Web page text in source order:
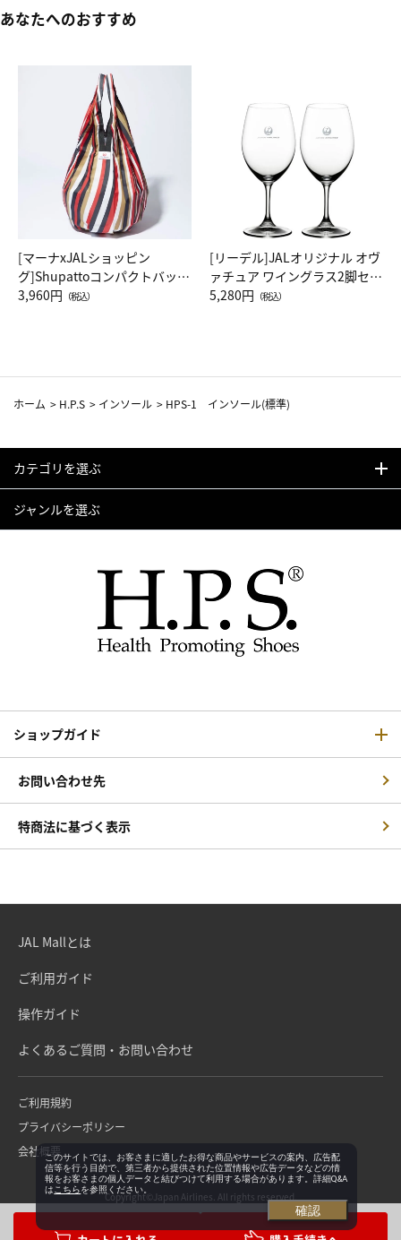
あなたへのおすすめ
[マーナxJALショッピン
グ]Shupattoコンパクトバッグ
Drop JAL客室乗務員（LC）ス
3,960円 （税込）
[リーデル]JALオリジナル オヴ
ァチュア ワイングラス2脚セッ
ト（レッドワイン）
5,280円 （税込）
ホーム > H.P.S > インソール > HPS-1 インソール(標準)
カテゴリを選ぶ
ジャンルを選ぶ
ショップガイド
お問い合わせ先
特商法に基づく表示
JAL Mallとは
ご利用ガイド
操作ガイド
よくあるご質問・お問い合わせ
ご利用規約
プライバシーポリシー
会社概要
Copyright©Japan Airlines. All rights reserved.
このサイトでは、お客さまに適したお得な商品やサービスの案内、広告配
信等を行う目的で、第三者から提供された位置情報や広告データなどの情
報をお客さまの個人データと結びつけて利用する場合があります。詳細Q&A
は こちらを参照ください。
確認